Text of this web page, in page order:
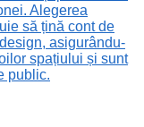
Alegerea
să țină cont de
asigurându-
spațiului și sunt
public.